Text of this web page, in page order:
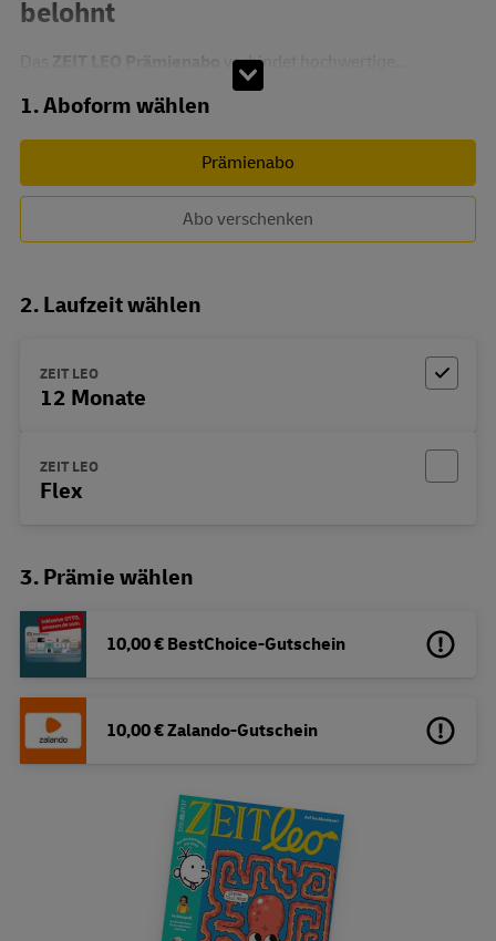
belohnt
verbindet hochwertige...
Abo zusammenstellen
1. Aboform wählen
Prämienabo
Abo verschenken
2. Laufzeit wählen
ZEIT LEO
12 Monate
ZEIT LEO
Flex
3. Prämie wählen
10,00 € BestChoice-Gutschein
10,00 € Zalando-Gutschein